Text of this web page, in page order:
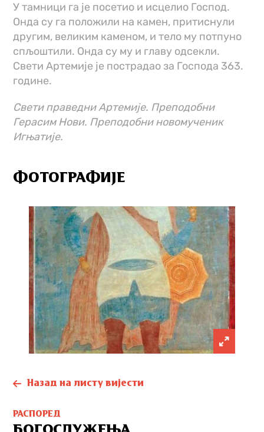
У тамници га је посетио и исцелио Господ.
Онда су га положили на камен, притиснули
другим, великим каменом, и тело му потпуно
спљоштили. Онда су му и главу одсекли.
Свети Артемије је пострадао за Господа 363.
године.
Свети праведни Артемије. Преподобни
Герасим Нови. Преподобни новомученик
Игњатије.
ФОТОГРАФИЈЕ
Назад на листу вијести
РАСПОРЕД